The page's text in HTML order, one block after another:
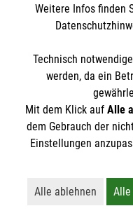
Benzstraße 21 E
Telefon:05361
Email:
Soziale
Accordion 2
Der Malteser
Gewerbesteuer befreit.
Weitere Infos finden
Technisch
werden, da ein
Mit dem Klick auf Alle
dem Gebrauch der
Einstellungen
Alle ablehnen
Lehnt alle
Alle